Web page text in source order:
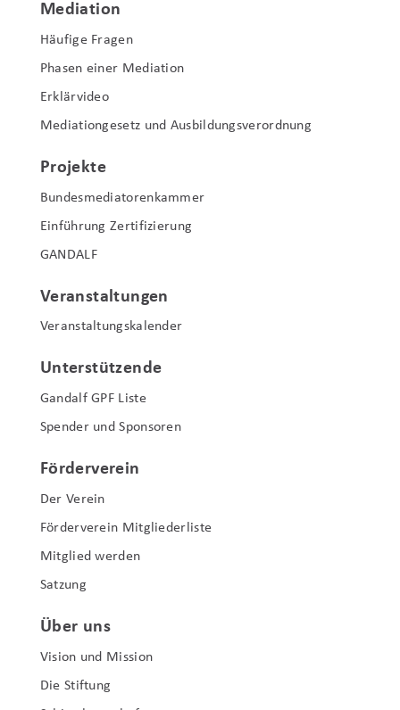
Mediation
Häufige Fragen
Phasen einer Mediation
Erklärvideo
Mediationgesetz und Ausbildungsverordnung
Projekte
Bundesmediatorenkammer
Einführung Zertifizierung
GANDALF
Veranstaltungen
Veranstaltungskalender
Unterstützende
Gandalf GPF Liste
Spender und Sponsoren
Förderverein
Der Verein
Förderverein Mitgliederliste
Mitglied werden
Satzung
Über uns
Vision und Mission
Die Stiftung